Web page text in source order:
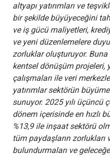
altyapı yatırımları ve
bir şekilde büyüyeceğini
ve iş gücü maliyetleri,
ve yeni düzenlemelere
zorluklar oluşturuyor. Buna
kentsel dönüşüm projeleri,
çalışmaları ile veri
yatırımlar sektörün
sunuyor. 2025 yılı üçüncü
dönem içerisinde en hızlı
%13,9 ile inşaat sektörü
tüm paydaşların zorlukları
bulundurmaları ve